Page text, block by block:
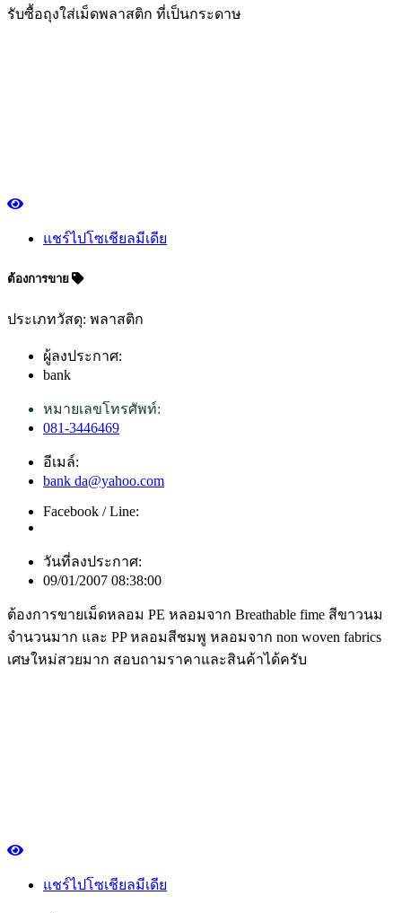
รับซื้อถุงใส่เม็ดพลาสติก ที่เป็นกระดาษ
แชร์ไปโซเชียลมีเดีย
ต้องการขาย
ประเภทวัสดุ: พลาสติก
ผู้ลงประกาศ:
bank
หมายเลขโทรศัพท์:
081-3446469
อีเมล์:
bank da@yahoo.com
Facebook / Line:
วันที่ลงประกาศ:
09/01/2007 08:38:00
ต้องการขายเม็ดหลอม PE หลอมจาก Breathable fime สีขาวนม
จำนวนมาก และ PP หลอมสีชมพู หลอมจาก non woven fabrics
เศษใหม่สวยมาก สอบถามราคาและสินค้าได้ครับ
แชร์ไปโซเชียลมีเดีย